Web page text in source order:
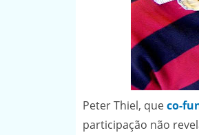
Peter Thiel, queco-
participação não